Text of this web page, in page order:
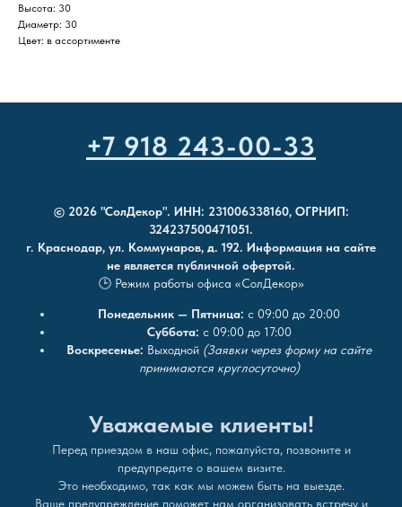
Высота: 30
Диаметр: 30
Цвет: в ассортименте
+7 918 243-00-33
© 2026 "СолДекор". ИНН: 231006338160, ОГРНИП:
324237500471051.
г. Краснодар, ул. Коммунаров, д. 192. Информация на сайте
не является публичной офертой.
🕒 Режим работы офиса «СолДекор»
Понедельник — Пятница: с 09:00 до 20:00
Суббота: с 09:00 до 17:00
Воскресенье: Выходной (Заявки через форму на сайте
принимаются круглосуточно)
Уважаемые клиенты!
Перед приездом в наш офис, пожалуйста, позвоните и
предупредите о вашем визите.
Это необходимо, так как мы можем быть на выезде.
Ваше предупреждение поможет нам организовать встречу и